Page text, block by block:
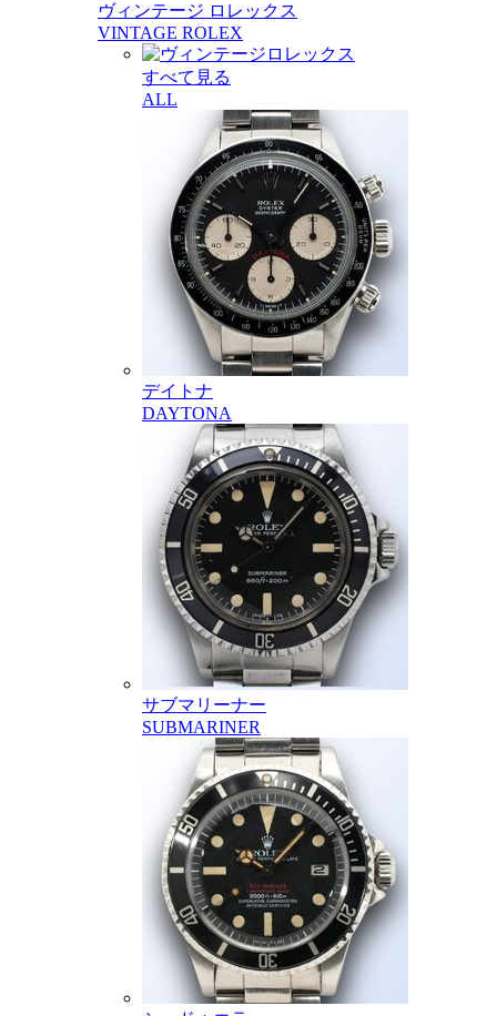
ヴィンテージ ロレックス
VINTAGE ROLEX
すべて見る
ALL
デイトナ
DAYTONA
サブマリーナー
SUBMARINER